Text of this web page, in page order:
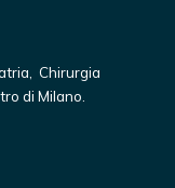
Chirurgia
di Milano.